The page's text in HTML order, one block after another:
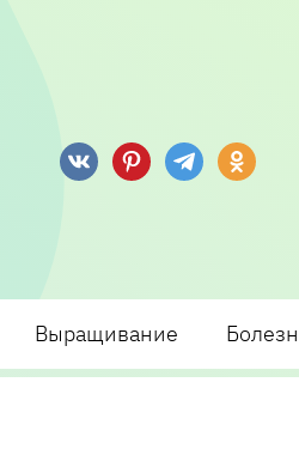
технологии посадки и
Выращивание